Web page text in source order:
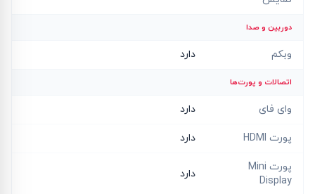
دوربین و صدا
وبکم دارد
اتصالات و پورت‌ها
وای فای دارد
پورت HDMI دارد
پورت Mini
Display
دارد